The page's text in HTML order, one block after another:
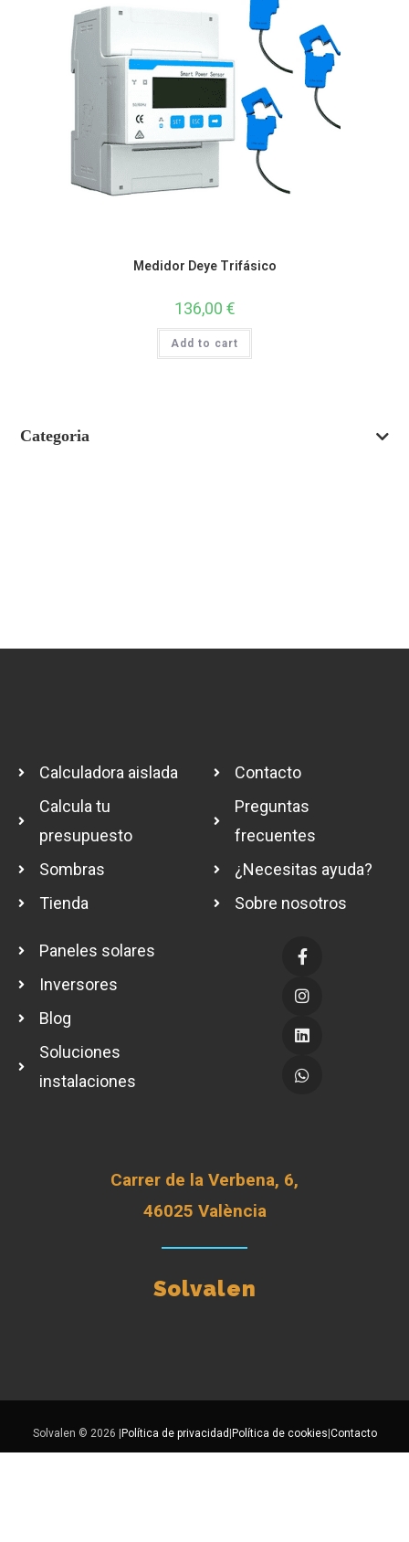
Medidor Deye Trifásico
136,00 €
Add to cart
Categoria
Calculadora aislada
Calcula tu
presupuesto
Sombras
Tienda
Paneles solares
Inversores
Blog
Soluciones
instalaciones
Contacto
Preguntas
frecuentes
¿Necesitas ayuda?
Sobre nosotros
Carrer de la Verbena, 6,
46025 València
Solvalen
Solvalen © 2026 | Política de privacidad Política de cookies Contacto